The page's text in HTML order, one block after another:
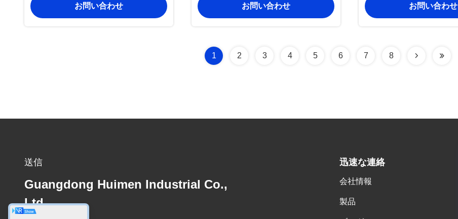
お問い合わせ お問い合わせ
的性能を実現。
お問い合わせ
1 2 3 4 5 6 7 8
送信
Guangdong Huimen Industrial Co.,
Ltd.
迅速な連絡
会社情報
製品